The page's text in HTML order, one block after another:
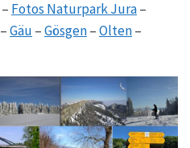
– Fotos Naturpark Jura–
–Gäu –Gösgen–Olten–